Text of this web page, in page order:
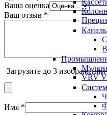
VRV
Ваша оценка
Ваш отзыв *
Загрузите до 3
Имя *